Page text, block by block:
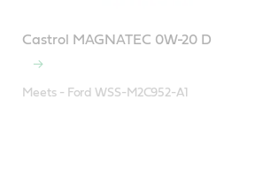
Castrol MAGNATEC 0W-20 D
Meets - Ford WSS-M2C952-A1